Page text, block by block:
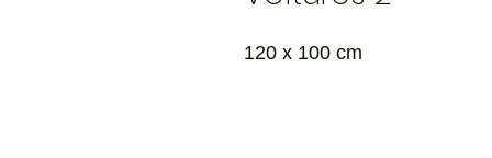
120 x 100 cm